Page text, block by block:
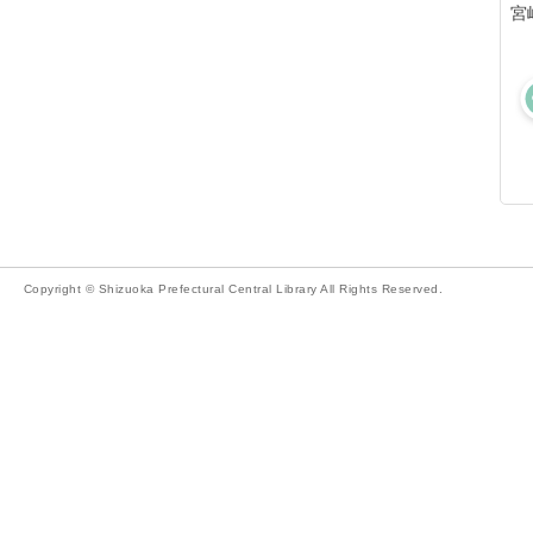
宮
Copyright © Shizuoka Prefectural Central Library All Rights Reserved.